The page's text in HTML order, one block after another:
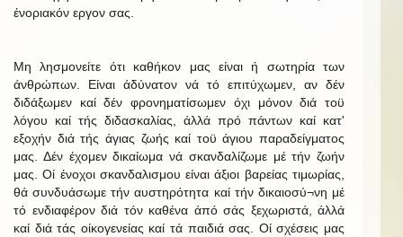
ένοριακόν εργον σας.
Μη λησμονείτε ότι καθήκον μας είναι ή σωτηρία των
άνθρώπων. Είναι άδύνατον νά τό επιτύχωμεν, αν δέν
διδάξωμεν καί δέν φρονηματίσωμεν όχι μόνον διά τοϋ
λόγου καί τής διδασκαλίας, άλλά πρό πάντων καί κατ'
εξοχήν διά τής άγιας ζωής καί τοϋ άγιου παραδείγματος
μας. Δέν έχομεν δικαίωμα νά σκανδαλίζωμε μέ τήν ζωήν
μας. Οί ένοχοι σκανδαλισμου είναι άξιοι βαρείας τιμωρίας,
θά συνδυάσωμε τήν αυστηρότητα καί τήν δικαιοσύ¬νη μέ
τό ενδιαφέρον διά τόν καθένα άπό σάς ξεχωριστά, άλλά
καί διά τάς οίκογενείας καί τά παιδιά σας. Οί σχέσεις μας